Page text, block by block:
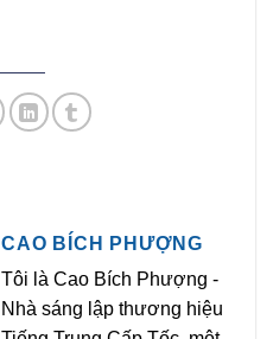
CAO BÍCH PHƯỢNG
Tôi là Cao Bích Phượng -
Nhà sáng lập thương hiệu